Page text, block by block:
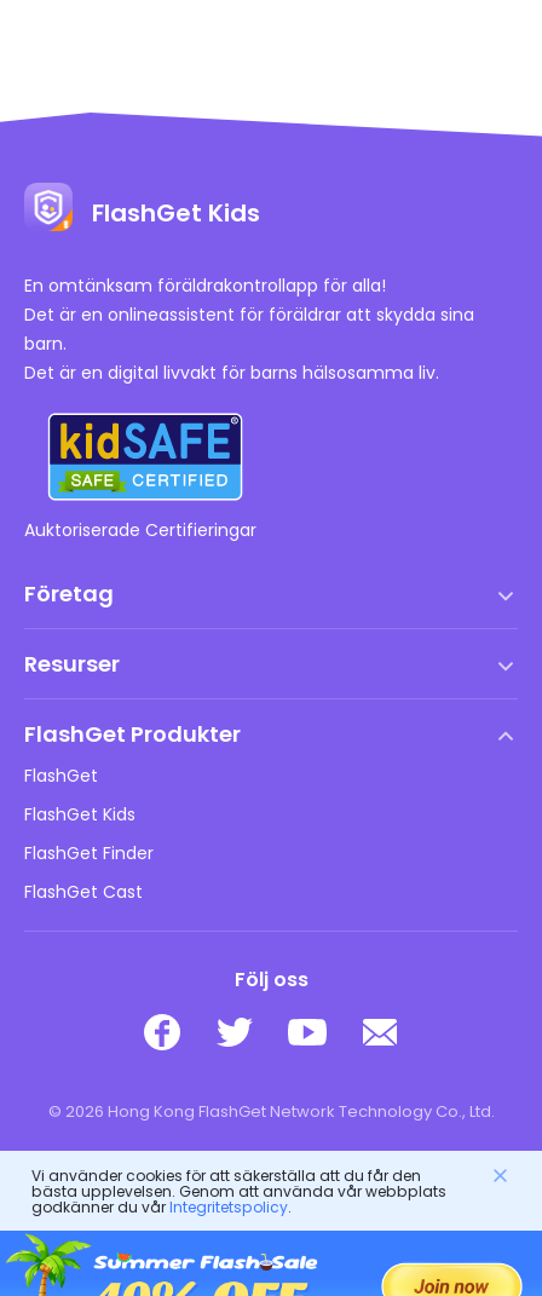
FlashGet Kids
En omtänksam föräldrakontrollapp för alla!
Det är en onlineassistent för föräldrar att skydda sina
barn.
Det är en digital livvakt för barns hälsosamma liv.
Auktoriserade Certifieringar
Företag
DMCA-policy
Integritetspolicy
Reklampolicyer
Sälj inte min information
Resurser
Barns onlinesäkerhet
Ladda ner
FlashGet Produkter
FlashGet
FlashGet Kids
FlashGet Finder
FlashGet Cast
Följ oss
© 2026 Hong Kong FlashGet Network Technology Co., Ltd.
Vi använder cookies för att säkerställa att du får den
bästa upplevelsen. Genom att använda vår webbplats
godkänner du vårIntegritetspolicy.